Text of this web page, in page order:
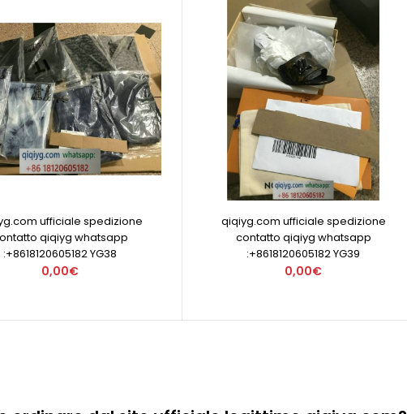
ufficiale spedizione
qiqiyg whatsapp
:+8618120605182 YG38
0,00€
qiqiyg.com ufficiale spedizione
contatto qiqiyg whatsapp
:+8618120605182 YG39
0,00€